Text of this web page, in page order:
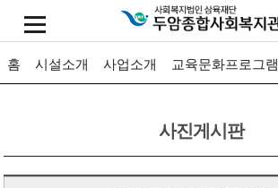
홈 시설소개 사업소개 교육문화프로그램
사진게시판